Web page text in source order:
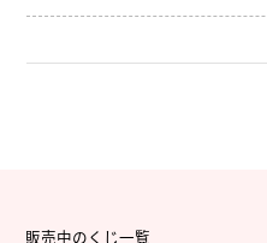
販売中のくじ一覧